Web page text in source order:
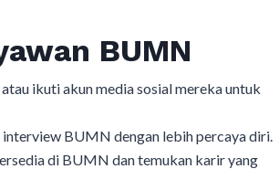
BUMN
ikuti akun media sosial mereka untuk
BUMN dengan lebih percaya diri.
di BUMN dan temukan karir yang